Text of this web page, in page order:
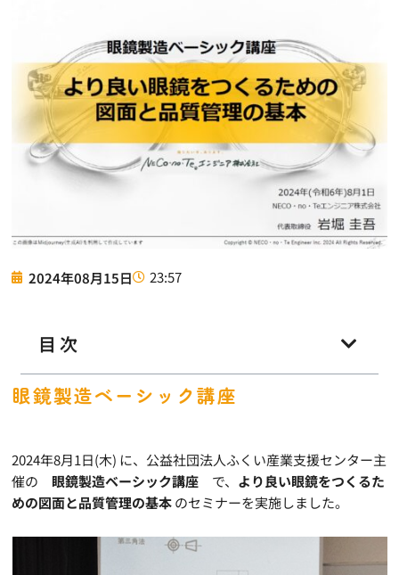
2024年08月15日 23:57
目次
眼鏡製造ベーシック講座
2024年8月1日(木) に、公益社団法人ふくい産業支援センター主
催の 眼鏡製造ベーシック講座 で、 より良い眼鏡をつくるた
めの図面と品質管理の基本のセミナーを実施しました。